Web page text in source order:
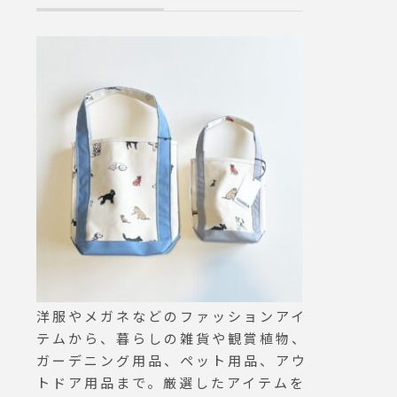
洋服やメガネなどのファッションアイ
テムから、暮らしの雑貨や観賞植物、
ガーデニング用品、ペット用品、アウ
トドア用品まで。厳選したアイテムを